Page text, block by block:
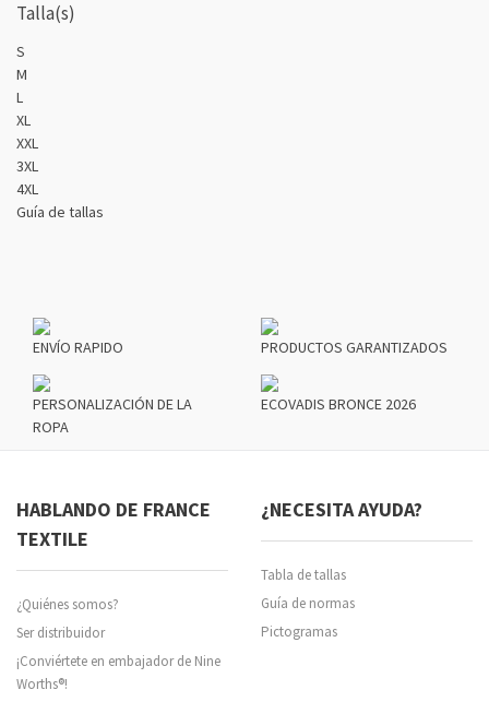
Talla(s)
S
M
L
XL
XXL
3XL
4XL
Guía de tallas
ENVÍO RAPIDO PRODUCTOS GARANTIZADOS
PERSONALIZACIÓN DE LA
ROPA
ECOVADIS BRONCE 2026
HABLANDO DE FRANCE
TEXTILE
¿Quiénes somos?
Ser distribuidor
¡Conviértete en embajador de Nine
Worths®!
¿NECESITA AYUDA?
Tabla de tallas
Guía de normas
Pictogramas